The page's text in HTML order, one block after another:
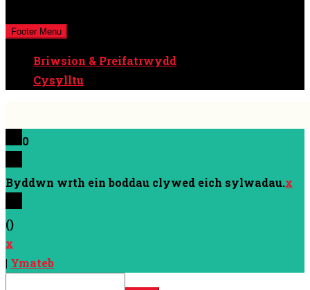
Footer Menu
Briwsion & Preifatrwydd
Cysylltu
0
Byddwn wrth ein boddau clywed eich sylwadau.x
()
x
| Ymateb